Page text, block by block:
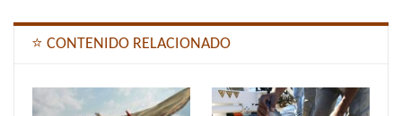
⭐ CONTENIDO RELACIONADO